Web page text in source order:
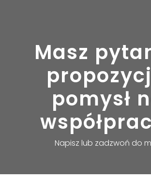
Masz
pomysł
Napisz lub zadzwoń do